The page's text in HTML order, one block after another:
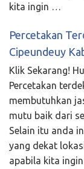
kita ingin …
Percetakan
Cipeundeuy
Klik Sekarang!
Percetakan
membutuhkan
mutu baik dari
Selain itu anda
yang dekat
apabila kita